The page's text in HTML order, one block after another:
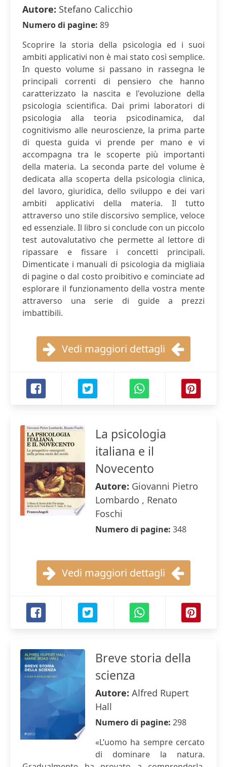
Autore: Stefano Calicchio
Numero di pagine: 89
Scoprire la storia della psicologia ed i suoi
ambiti applicativi non è mai stato così semplice.
In questo volume si passano in rassegna le
principali correnti di pensiero che hanno
caratterizzato la nascita e l'evoluzione della
psicologia scientifica. Dai primi laboratori di
psicologia alla teoria psicodinamica, dal
cognitivismo alle neuroscienze, la prima parte
di questa guida vi prende per mano e vi
accompagna tra le scoperte più importanti
della materia. La seconda parte del volume è
dedicata alla scoperta della psicologia clinica,
del lavoro, giuridica, dello sviluppo e dei vari
ambiti applicativi della materia. Il tutto
attraverso uno stile discorsivo semplice, veloce
ed essenziale. Il libro si conclude con un piccolo
test autovalutativo che permette al lettore di
ripassare e fissare i concetti principali.
Dimenticate i manuali di psicologia da migliaia
di pagine o dal costo proibitivo e cominciate ad
esplorare il funzionamento della vostra mente
attraverso una serie di guide a prezzi
imbattibili.
Vedi maggiori dettagli
La psicologia
italiana e il
Novecento
Autore: Giovanni Pietro
Lombardo , Renato
Foschi
Numero di pagine: 348
Vedi maggiori dettagli
Breve storia della
scienza
Autore: Alfred Rupert
Hall
Numero di pagine: 298
«L’uomo ha sempre cercato
di dominare la natura.